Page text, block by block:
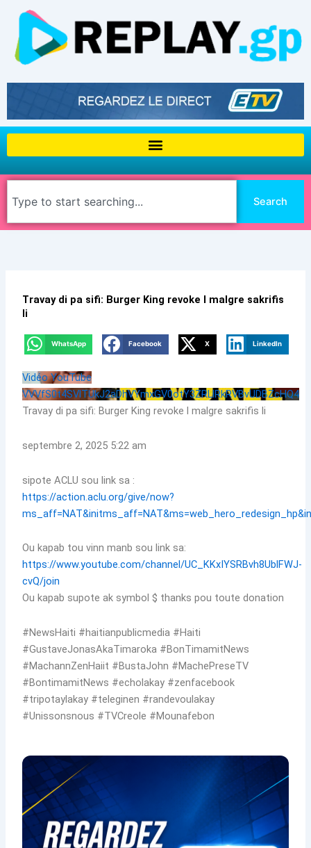
contenu
Search
Travay di pa sifi: Burger King revoke l malgre sakrifis
li
WhatsApp Facebook X LinkedIn
Vidéo YouTube
VVVfS0t4SVlTUkJ2aDhVYmxGV0otY3ZRLlRkRVBvUDBZcHQ4
Travay di pa sifi: Burger King revoke l malgre sakrifis li
septembre 2, 2025 5:22 am
sipote ACLU sou link sa :
https://action.aclu.org/give/now?
Ou kapab tou vinn manb sou link sa:
https://www.youtube.com/channel/UC_KKxIYSRBvh8UblFWJ-
cvQ/join
Ou kapab supote ak symbol $ thanks pou toute donation
#NewsHaiti #haitianpublicmedia #Haiti
#GustaveJonasAkaTimaroka #BonTimamitNews
#MachannZenHaiit #BustaJohn #MachePreseTV
#BontimamitNews #echolakay #zenfacebook
#tripotaylakay #teleginen #randevoulakay
#Unissonsnous #TVCreole #Mounafebon